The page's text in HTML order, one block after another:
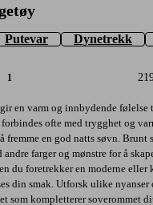
Putevar Dynetrekk
1
en varm og innbydende
ofte med trygghet og
fremme en god natts søvn. Brunt
andre farger og mønstre for å
du foretrekker en moderne eller
din smak. Utforsk ulike
som kompletterer soverommet